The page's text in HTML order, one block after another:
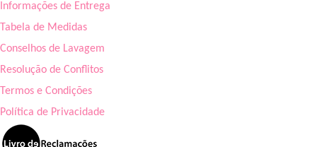
Informações de Entrega
Tabela de Medidas
Conselhos de Lavagem
Resolução de Conflitos
Termos e Condições
Política de Privacidade